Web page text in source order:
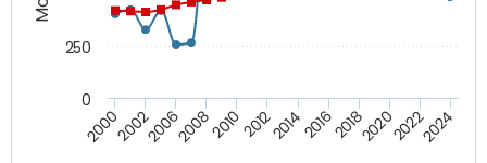
200020022006200820102012201420162018202020222024
0
250